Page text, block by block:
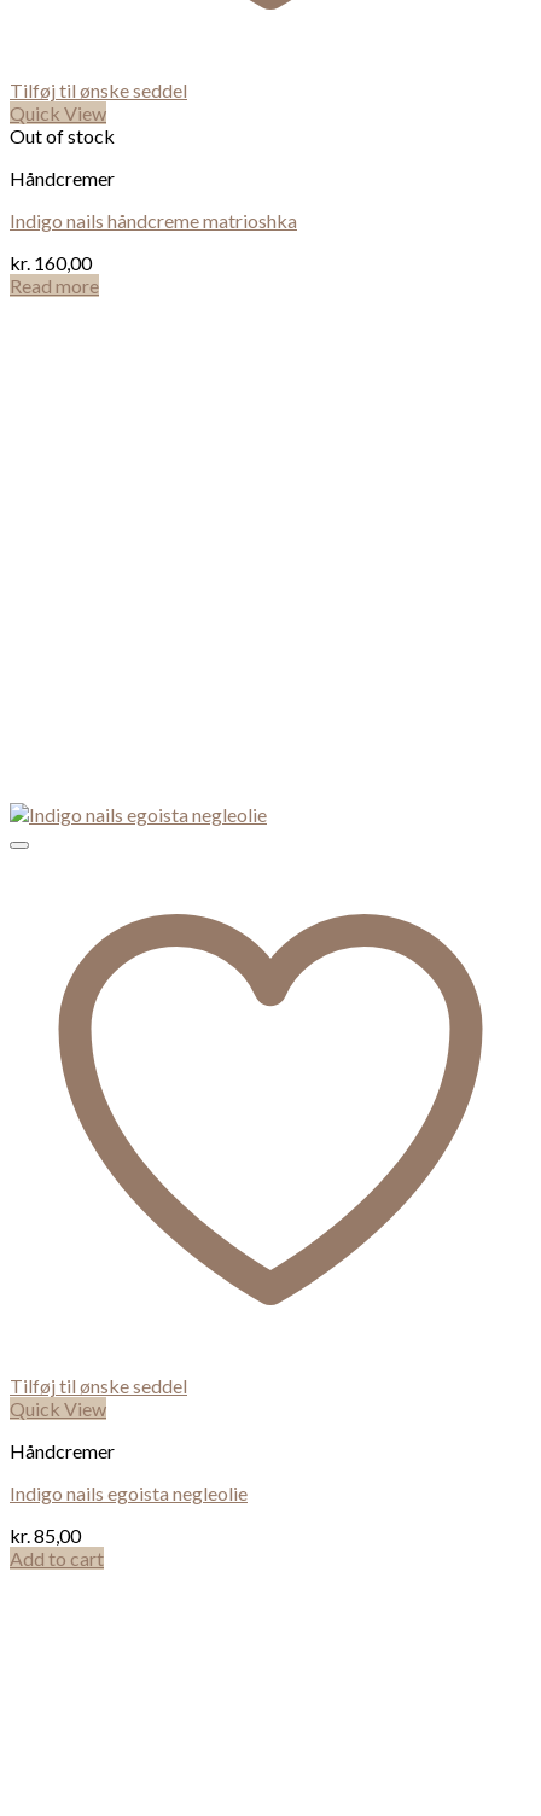
Tilføj til ønske seddel
Quick View
Out of stock
Håndcremer
Indigo nails håndcreme matrioshka
kr. 160,00
Read more
Tilføj til ønske seddel
Quick View
Håndcremer
Indigo nails egoista negleolie
kr.85,00
Add to cart